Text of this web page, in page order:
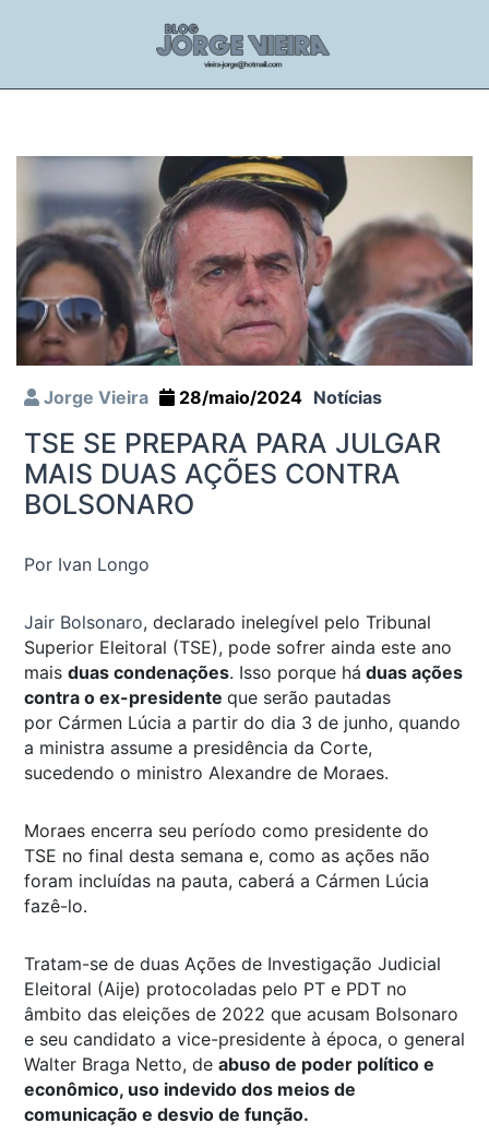
Jorge Vieira 28/maio/2024 Notícias
TSE SE PREPARA PARA JULGAR
MAIS DUAS AÇÕES CONTRA
BOLSONARO
Por Ivan Longo
Jair Bolsonaro, declarado inelegível pelo Tribunal
Superior Eleitoral (TSE), pode sofrer ainda este ano
mais duas condenações. Isso porque há duas ações
contra o ex-presidente que serão pautadas
por Cármen Lúcia a partir do dia 3 de junho, quando
a ministra assume a presidência da Corte,
sucedendo o ministro Alexandre de Moraes.
Moraes encerra seu período como presidente do
TSE no final desta semana e, como as ações não
foram incluídas na pauta, caberá a Cármen Lúcia
fazê-lo.
Tratam-se de duas Ações de Investigação Judicial
Eleitoral (Aije) protocoladas pelo PT e PDT no
âmbito das eleições de 2022 que acusam Bolsonaro
e seu candidato a vice-presidente à época, o general
Walter Braga Netto, de abuso de poder político e
econômico, uso indevido dos meios de
comunicação e desvio de função.